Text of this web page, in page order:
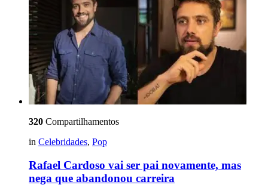
320 Compartilhamentos
in Celebridades, Pop
Rafael Cardoso vai ser pai novamente, mas
nega que abandonou carreira